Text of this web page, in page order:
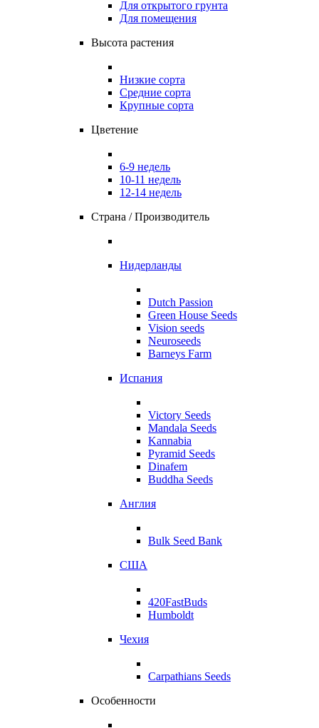
Для открытого грунта
Для помещения
Высота растения
Низкие сорта
Средние сорта
Крупные сорта
Цветение
6-9 недель
10-11 недель
12-14 недель
Страна / Производитель
Нидерланды
Dutch Passion
Green House Seeds
Vision seeds
Neuroseeds
Barneys Farm
Испания
Victory Seeds
Mandala Seeds
Kannabia
Pyramid Seeds
Dinafem
Buddha Seeds
Англия
Bulk Seed Bank
США
420FastBuds
Humboldt
Чехия
Carpathians Seeds
Особенности